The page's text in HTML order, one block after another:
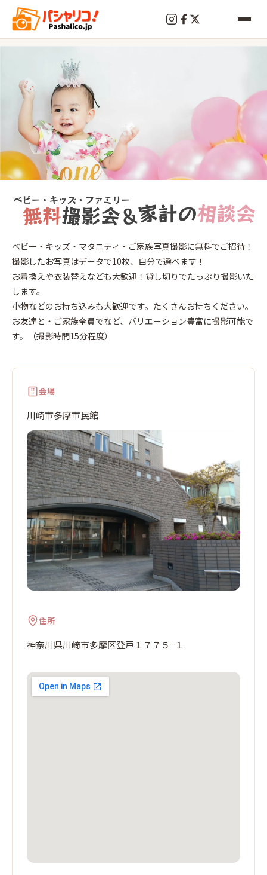
終
了
登
戸
ベビー・キッズ・マタニティ・ご家族写真撮影に無料でご招待！
撮影したお写真はデータで10枚、自分で選べます！
お着換えや衣装替えなども大歓迎！貸し切りでたっぷり撮影いた
します。
小物などのお持ち込みも大歓迎です。たくさんお持ちください。
お友達と・ご家族全員でなど、バリエーション豊富に撮影可能で
す。（撮影時間15分程度）
会場
川崎市多摩市民館
住所
神奈川県川崎市多摩区登戸１７７５−１